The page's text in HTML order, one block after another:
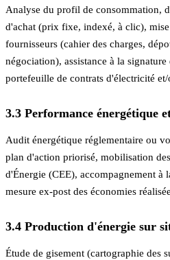
Analyse du profil de consommation,
d'achat (prix fixe, indexé, à clic),
fournisseurs (cahier des charges,
négociation), assistance à la
portefeuille de contrats d'électricité et/
3.3 Performance énergétique
Audit énergétique réglementaire ou
plan d'action priorisé, mobilisation
d'Énergie (CEE), accompagnement à
mesure ex-post des économies
3.4 Production d'énergie sur
Étude de gisement (cartographie des